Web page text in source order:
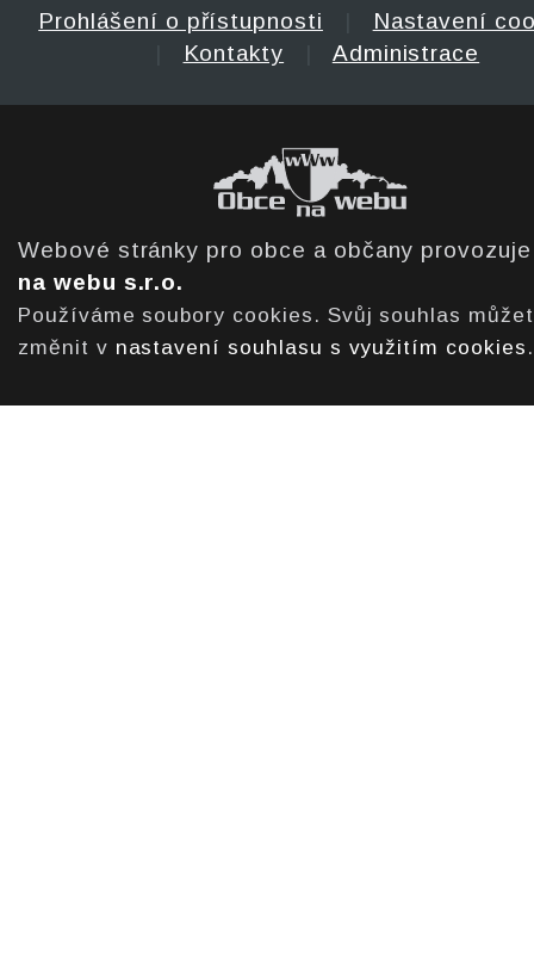
Prohlášení o přístupnosti
Nastavení
Kontakty Administrace
Webové stránky pro obce a občany
na webu s.r.o.
Používáme soubory cookies. Svůj souhlas
změnit v nastavení souhlasu s využitím cookies .